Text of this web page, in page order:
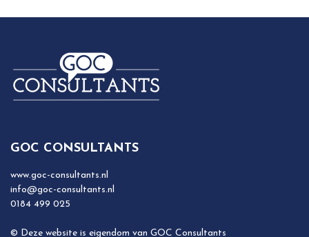
GOC CONSULTANTS
www.goc-consultants.nl
info@goc-consultants.nl
0184 499 025
© Deze website is eigendom van GOC Consultants